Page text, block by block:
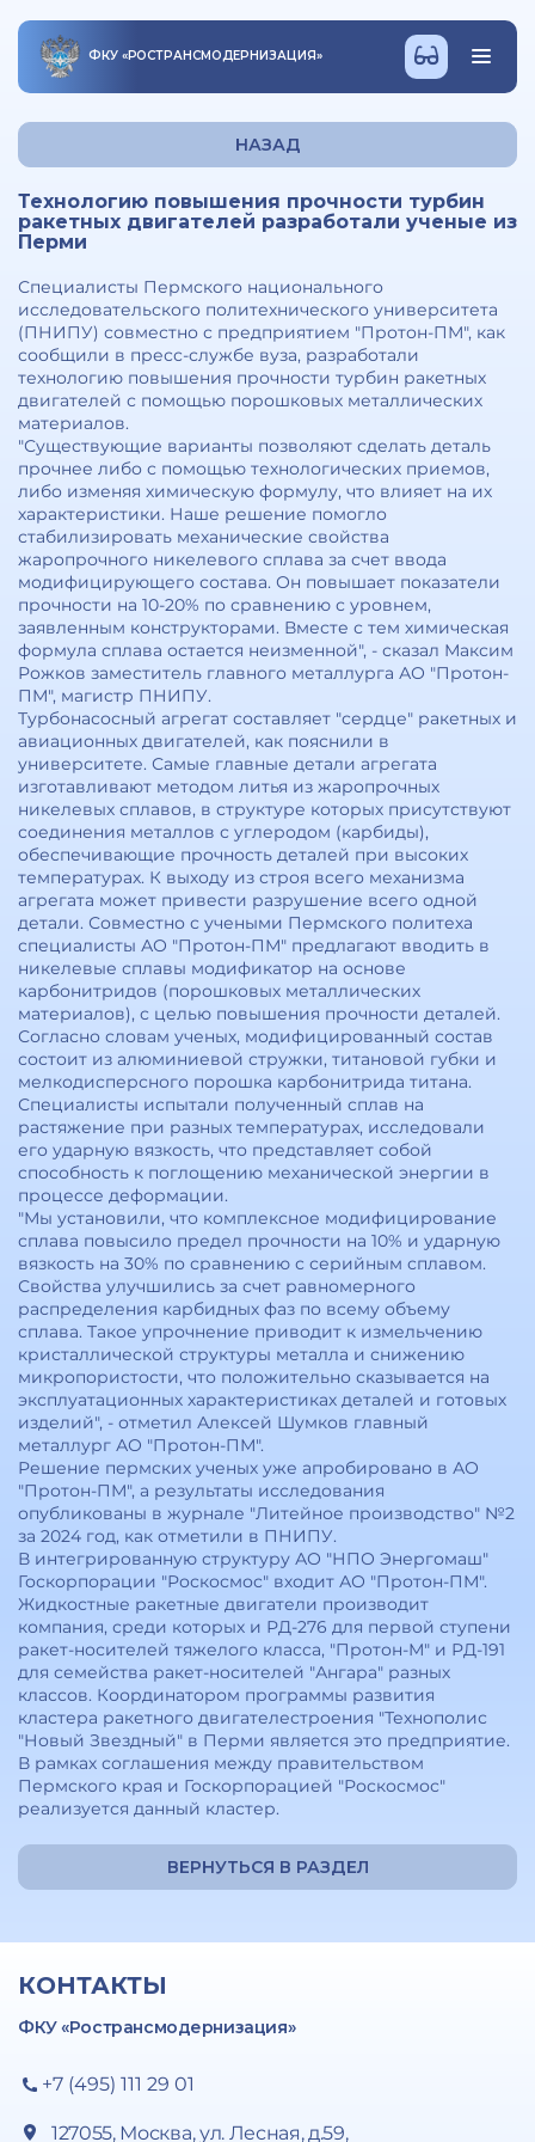
ФКУ «РОСТРАНСМОДЕРНИЗАЦИЯ»
НАЗАД
Технологию повышения прочности турбин
ракетных двигателей разработали ученые из
Перми
Специалисты Пермского национального
исследовательского политехнического университета
(ПНИПУ) совместно с предприятием "Протон-ПМ", как
сообщили в пресс-службе вуза, разработали
технологию повышения прочности турбин ракетных
двигателей с помощью порошковых металлических
материалов.
"Существующие варианты позволяют сделать деталь
прочнее либо с помощью технологических приемов,
либо изменяя химическую формулу, что влияет на их
характеристики. Наше решение помогло
стабилизировать механические свойства
жаропрочного никелевого сплава за счет ввода
модифицирующего состава. Он повышает показатели
прочности на 10-20% по сравнению с уровнем,
заявленным конструкторами. Вместе с тем химическая
формула сплава остается неизменной", - сказал Максим
Рожков заместитель главного металлурга АО "Протон-
ПМ", магистр ПНИПУ.
Турбонасосный агрегат составляет "сердце" ракетных и
авиационных двигателей, как пояснили в
университете. Самые главные детали агрегата
изготавливают методом литья из жаропрочных
никелевых сплавов, в структуре которых присутствуют
соединения металлов с углеродом (карбиды),
обеспечивающие прочность деталей при высоких
температурах. К выходу из строя всего механизма
агрегата может привести разрушение всего одной
детали. Совместно с учеными Пермского политеха
специалисты АО "Протон-ПМ" предлагают вводить в
никелевые сплавы модификатор на основе
карбонитридов (порошковых металлических
материалов), с целью повышения прочности деталей.
Согласно словам ученых, модифицированный состав
состоит из алюминиевой стружки, титановой губки и
мелкодисперсного порошка карбонитрида титана.
Специалисты испытали полученный сплав на
растяжение при разных температурах, исследовали
его ударную вязкость, что представляет собой
способность к поглощению механической энергии в
процессе деформации.
"Мы установили, что комплексное модифицирование
сплава повысило предел прочности на 10% и ударную
вязкость на 30% по сравнению с серийным сплавом.
Свойства улучшились за счет равномерного
распределения карбидных фаз по всему объему
сплава. Такое упрочнение приводит к измельчению
кристаллической структуры металла и снижению
микропористости, что положительно сказывается на
эксплуатационных характеристиках деталей и готовых
изделий", - отметил Алексей Шумков главный
металлург АО "Протон-ПМ".
Решение пермских ученых уже апробировано в АО
"Протон-ПМ", а результаты исследования
опубликованы в журнале "Литейное производство" №2
за 2024 год, как отметили в ПНИПУ.
В интегрированную структуру АО "НПО Энергомаш"
Госкорпорации "Роскосмос" входит АО "Протон-ПМ".
Жидкостные ракетные двигатели производит
компания, среди которых и РД-276 для первой ступени
ракет-носителей тяжелого класса, "Протон-М" и РД-191
для семейства ракет-носителей "Ангара" разных
классов. Координатором программы развития
кластера ракетного двигателестроения "Технополис
"Новый Звездный" в Перми является это предприятие.
В рамках соглашения между правительством
Пермского края и Госкорпорацией "Роскосмос"
реализуется данный кластер.
ВЕРНУТЬСЯ В РАЗДЕЛ
КОНТАКТЫ
ФКУ «Ространсмодернизация»
+7 (495) 111 29 01
127055, Москва, ул. Лесная, д.59,